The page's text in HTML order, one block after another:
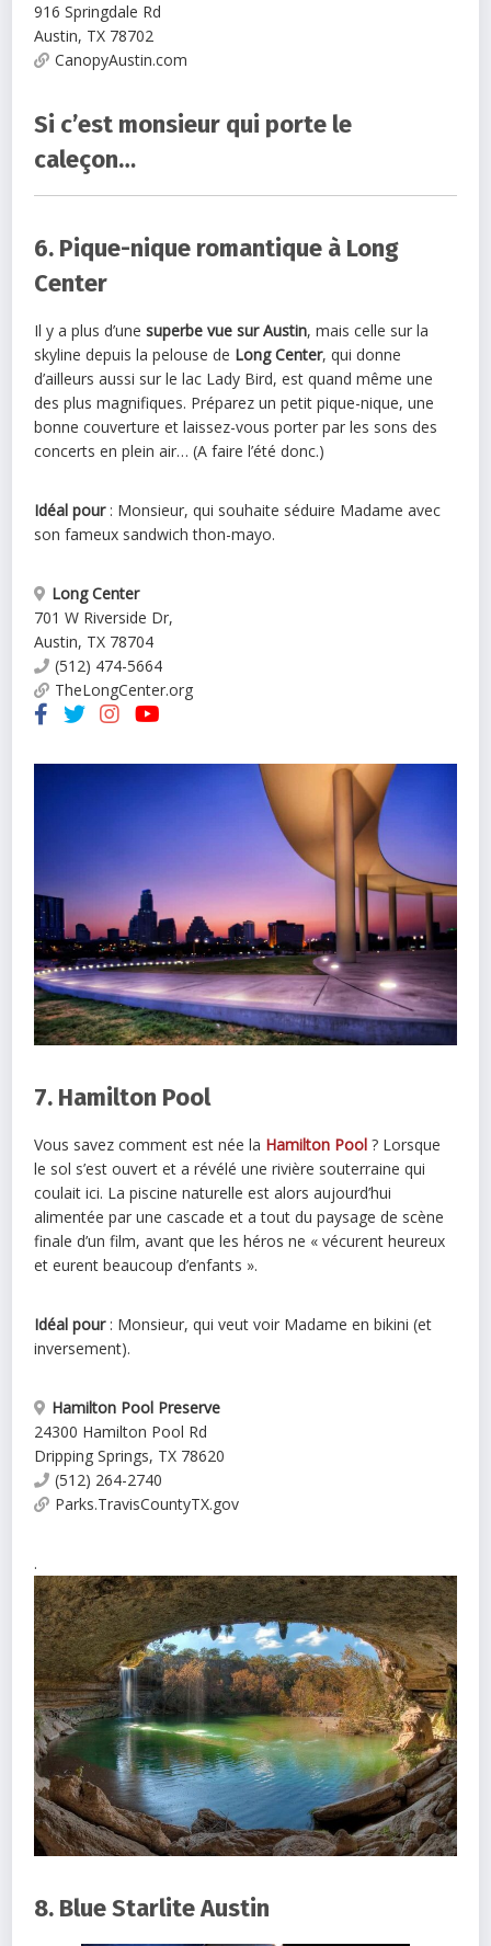
916 Springdale Rd
Austin, TX 78702
CanopyAustin.com
Si c’est monsieur qui porte le
caleçon…
6. Pique-nique romantique à Long
Center
Il y a plus d’unesuperbe vue sur Austin, mais celle sur la
skyline depuis la pelouse de Long Center, qui donne
d’ailleurs aussi sur le lac Lady Bird, est quand même une
des plus magnifiques. Préparez un petit pique-nique, une
bonne couverture et laissez-vous porter par les sons des
concerts en plein air… (A faire l’été donc.)
Idéal pour: Monsieur, qui souhaite séduire Madame avec
son fameux sandwich thon-mayo.
Long Center
701 W Riverside Dr,
Austin, TX 78704
(512) 474-5664
TheLongCenter.org
7. Hamilton Pool
Vous savez comment est née la Hamilton Pool ? Lorsque
le sol s’est ouvert et a révélé une rivière souterraine qui
coulait ici. La piscine naturelle est alors aujourd’hui
alimentée par une cascade et a tout du paysage de scène
finale d’un film, avant que les héros ne « vécurent heureux
et eurent beaucoup d’enfants ».
Idéal pour: Monsieur, qui veut voir Madame en bikini (et
inversement).
Hamilton Pool Preserve
24300 Hamilton Pool Rd
Dripping Springs, TX 78620
(512) 264-2740
Parks.TravisCountyTX.gov
.
8. Blue Starlite Austin